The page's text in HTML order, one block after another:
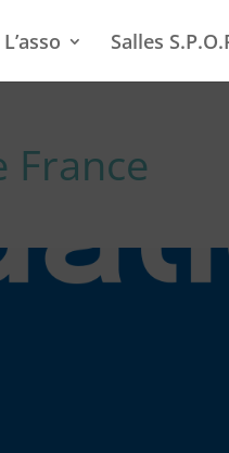
L’asso Salles
France